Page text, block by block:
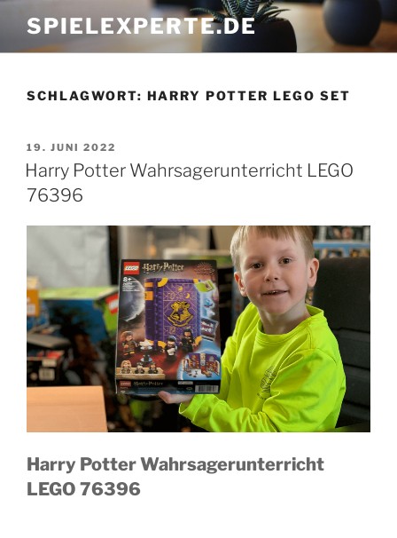
Inhalt
springen
SPIELEXPERTE.DE
SCHLAGWORT: HARRY POTTER LEGO SET
VERÖFFENTLICHT
AM
19. JUNI 2022
Harry Potter Wahrsagerunterricht LEGO
76396
Harry Potter Wahrsagerunterricht
LEGO 76396